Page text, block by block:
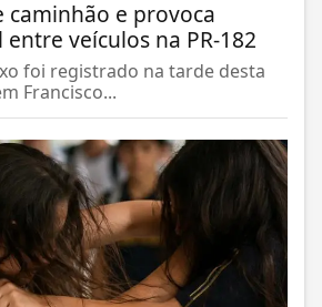
caminhão e provoca
veículos na PR-182
foi registrado na tarde desta
Francisco...